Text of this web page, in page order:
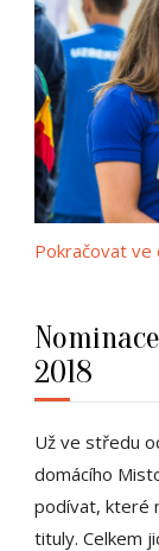
Pokračovat ve
2018
Už ve středu
domácího
podívat, které
tituly. Celkem